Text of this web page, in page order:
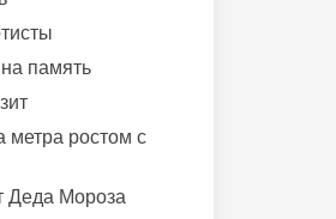
память
метра ростом с
Деда Мороза